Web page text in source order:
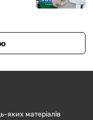
яких матеріалів